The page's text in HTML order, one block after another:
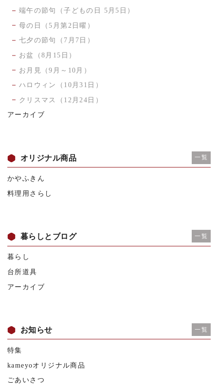
端午の節句（子どもの日 5月5日）
母の日（5月第2日曜）
七夕の節句（7月7日）
お盆（8月15日）
お月見（9月～10月）
ハロウィン（10月31日）
クリスマス（12月24日）
アーカイブ
オリジナル商品 一覧
かやふきん
料理用さらし
暮らしとブログ 一覧
暮らし
台所道具
アーカイブ
お知らせ 一覧
特集
kameyoオリジナル商品
ごあいさつ